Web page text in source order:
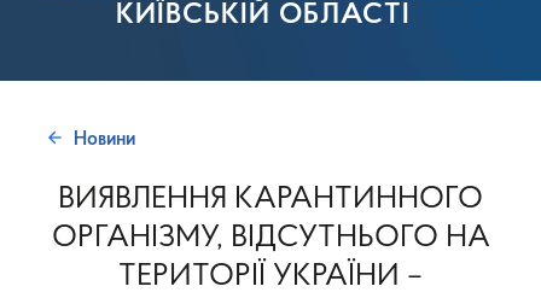
КИЇВСЬКІЙ ОБЛАСТІ
Новини
ВИЯВЛЕННЯ КАРАНТИННОГО
ОРГАНІЗМУ, ВІДСУТНЬОГО НА
ТЕРИТОРІЇ УКРАЇНИ –